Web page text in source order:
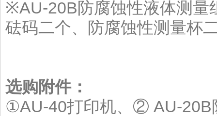
※AU-20B防腐蚀性液体测量
砝码二个、防腐蚀性测量杯
选购附件：
①AU-40打印机、② AU-20B